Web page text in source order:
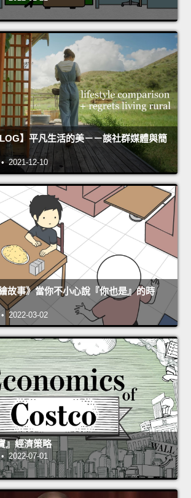
】平凡生活的美－－談社群媒體與簡
2021-12-10
故事》當你不小心說『你也是』的時
2022-03-02
』經濟策略
2022-07-01